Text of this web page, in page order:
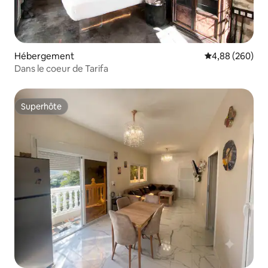
Hébergement Évaluation
4,88 (260)
Dans le coeur de Tarifa
Superhôte
Superhôte